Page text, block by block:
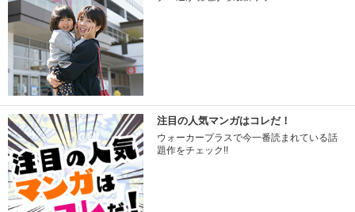
注目の人気マンガはコレだ！
ウォーカープラスで今一番読まれている話
題作をチェック!!